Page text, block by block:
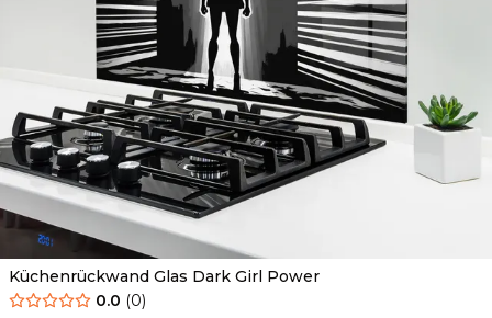
Küchenrückwand Glas Dark Girl Power
0.0 (0)
Ab 69.90 € 34.90